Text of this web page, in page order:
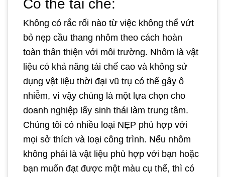
Có thể tái chế:
Không có rắc rối nào từ việc không thể vứt
bỏ nẹp cầu thang nhôm theo cách hoàn
toàn thân thiện với môi trường. Nhôm là vật
liệu có khả năng tái chế cao và không sử
dụng vật liệu thời đại vũ trụ có thể gây ô
nhiễm, vì vậy chúng là một lựa chọn cho
doanh nghiệp lấy sinh thái làm trung tâm.
Chúng tôi có nhiều loại NẸP phù hợp với
mọi sở thích và loại công trình. Nếu nhôm
không phải là vật liệu phù hợp với bạn hoặc
bạn muốn đạt được một màu cụ thể, thì có